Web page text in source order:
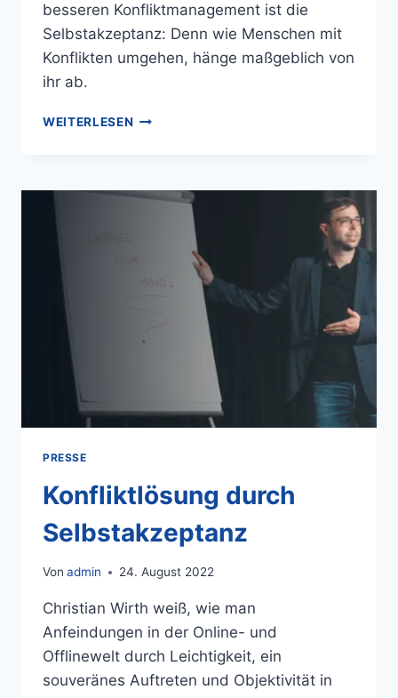
besseren Konfliktmanagement ist die
Selbstakzeptanz: Denn wie Menschen mit
Konflikten umgehen, hänge maßgeblich von
ihr ab.
WEITERLESEN
PRESSE
Konfliktlösung durch
Selbstakzeptanz
Von admin 24. August 2022
Christian Wirth weiß, wie man
Anfeindungen in der Online- und
Offlinewelt durch Leichtigkeit, ein
souveränes Auftreten und Objektivität in